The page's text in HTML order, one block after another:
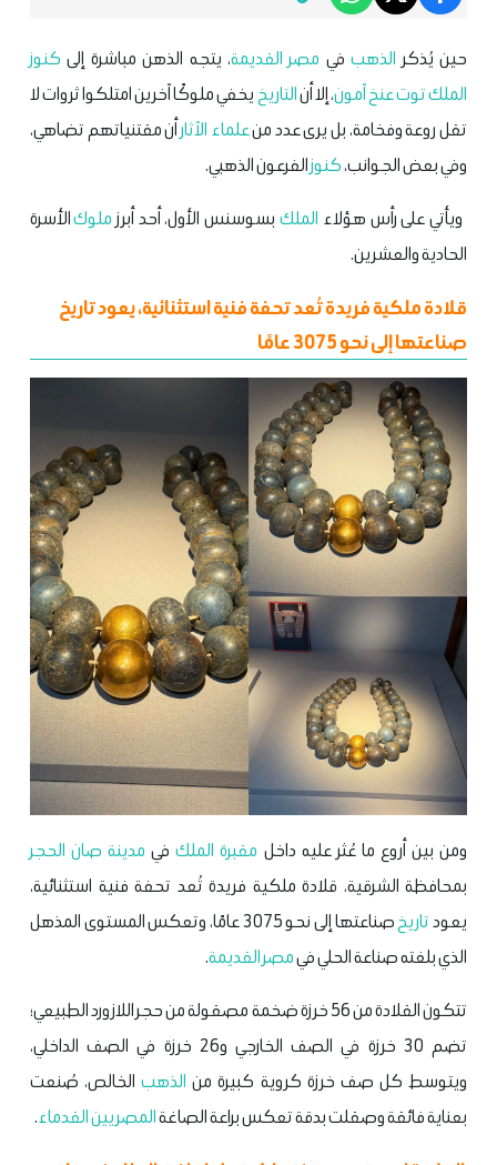
حين يُذكر الذهبفي مصر القديمة، يتجه الذهن مباشرة إلى كنوز
الملكتوت عنخ آمون، إلا أنالتاريخ يخفي ملوكًا آخرين امتلكوا ثروات لا
تقل روعة وفخامة، بل يرى عدد منعلماء الآثارأن مقتنياتهم تضاهي،
وفي بعض الجوانب،كنوزالفرعون الذهبي.
ويأتي على رأس هؤلاء الملك بسوسنس الأول، أحد أبرز ملوكالأسرة
الحادية والعشرين.
قلادة ملكية فريدة تُعد تحفة فنية استثنائية، يعود تاريخ
صناعتها إلى نحو 3075 عامًا
ومن بين أروع ما عُثر عليه داخل مقبرة الملكفي مدينة صان الحجر
بمحافظة الشرقية، قلادة ملكية فريدة تُعد تحفة فنية استثنائية،
يعودتاريخ
صناعتها إلى نحو 3075 عامًا، وتعكس المستوى المذهل
الذي بلغته صناعة الحلي فيمصر القديمة.
تتكون القلادة من 56 خرزة ضخمة مصقولة من حجر اللازورد الطبيعي؛
تضم 30 خرزة في الصف الخارجي و26 خرزة في الصف الداخلي،
ويتوسط كل صف خرزة كروية كبيرة من الذهبالخالص، صُنعت
بعناية فائقة وصقلت بدقة تعكس براعة الصاغةالمصريينالقدماء.